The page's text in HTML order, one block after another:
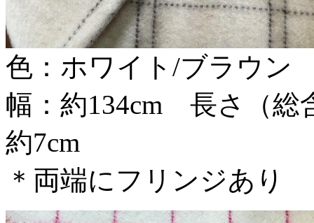
色：ホワイト/ブラウン
幅：約134cm 長さ（総
約7cm
＊両端にフリンジあり